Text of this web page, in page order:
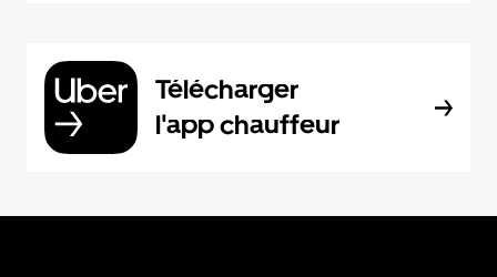
Télécharger
l'app chauffeur